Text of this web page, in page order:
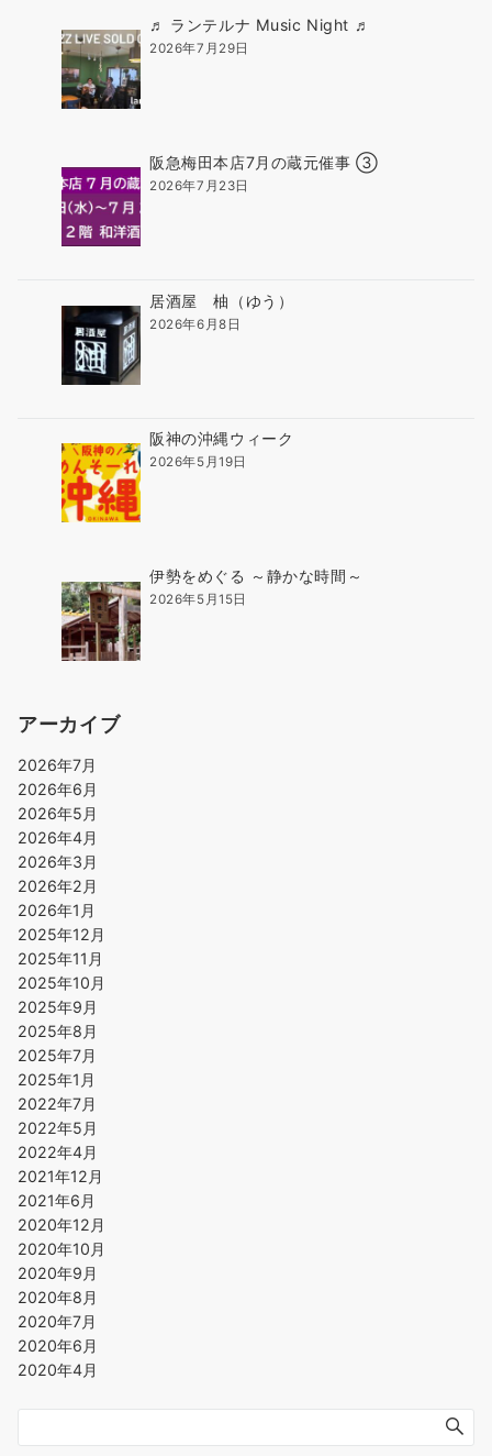
♬ ランテルナ Music Night ♬
2026年7月29日
阪急梅田本店7月の蔵元催事 ③
2026年7月23日
居酒屋 柚（ゆう）
2026年6月8日
阪神の沖縄ウィーク
2026年5月19日
伊勢をめぐる ～静かな時間～
2026年5月15日
アーカイブ
2026年7月
2026年6月
2026年5月
2026年4月
2026年3月
2026年2月
2026年1月
2025年12月
2025年11月
2025年10月
2025年9月
2025年8月
2025年7月
2025年1月
2022年7月
2022年5月
2022年4月
2021年12月
2021年6月
2020年12月
2020年10月
2020年9月
2020年8月
2020年7月
2020年6月
2020年4月